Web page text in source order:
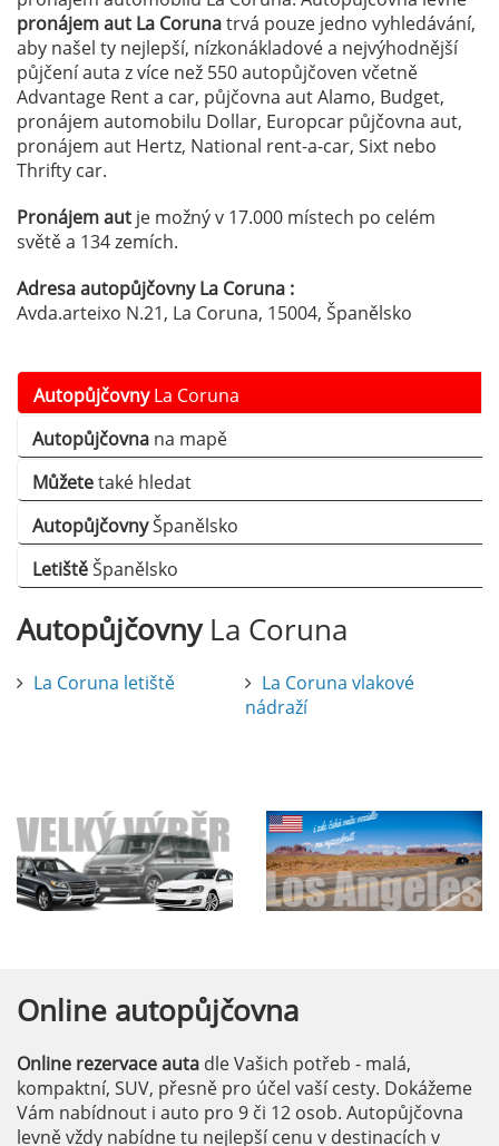
pronájem aut La Corunatrvá pouze jedno vyhledávání,
aby našel ty nejlepší, nízkonákladové a nejvýhodnější
půjčení auta z více než 550 autopůjčoven včetně
Advantage Rent a car, půjčovna aut Alamo, Budget,
pronájem automobilu Dollar, Europcar půjčovna aut,
pronájem aut Hertz, National rent-a-car, Sixt nebo
Thrifty car.
Pronájem aut je možný v 17.000 místech po celém
světě a 134 zemích.
Adresa autopůjčovny La Coruna :
Avda.arteixo N.21, La Coruna, 15004, Španělsko
AutopůjčovnyLa Coruna
Autopůjčovna na mapě
Můžetetaké hledat
AutopůjčovnyŠpanělsko
LetištěŠpanělsko
AutopůjčovnyLa Coruna
La Coruna letiště
La Coruna vlakové
nádraží
Online autopůjčovna
Online rezervace auta dle Vašich potřeb - malá,
kompaktní, SUV, přesně pro účel vaší cesty. Dokážeme
Vám nabídnout i auto pro 9 či 12 osob. Autopůjčovna
levně vždy nabídne tu nejlepší cenu v destinacích v